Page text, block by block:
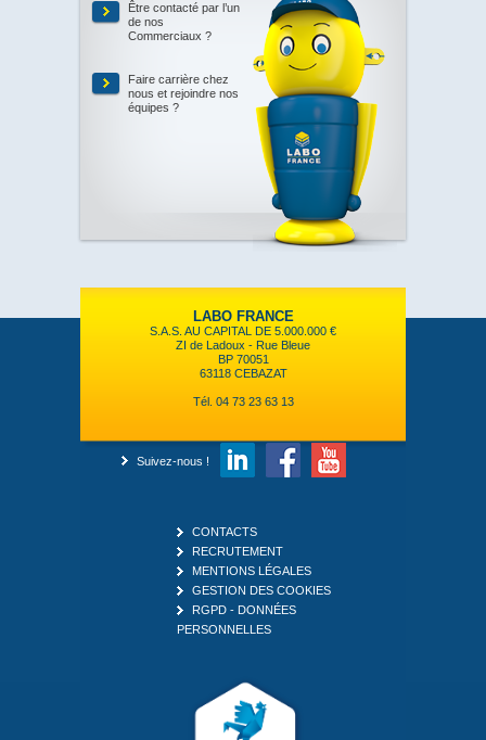
Être contacté par l’un
de nos
Commerciaux ?
Faire carrière chez
nous et rejoindre nos
équipes ?
LABO FRANCE
S.A.S. AU CAPITAL DE 5.000.000 €
ZI de Ladoux - Rue Bleue
BP 70051
63118 CEBAZAT
Tél. 04 73 23 63 13
Suivez-nous !
CONTACTS
RECRUTEMENT
MENTIONS LÉGALES
GESTION DES COOKIES
RGPD - DONNÉES
PERSONNELLES